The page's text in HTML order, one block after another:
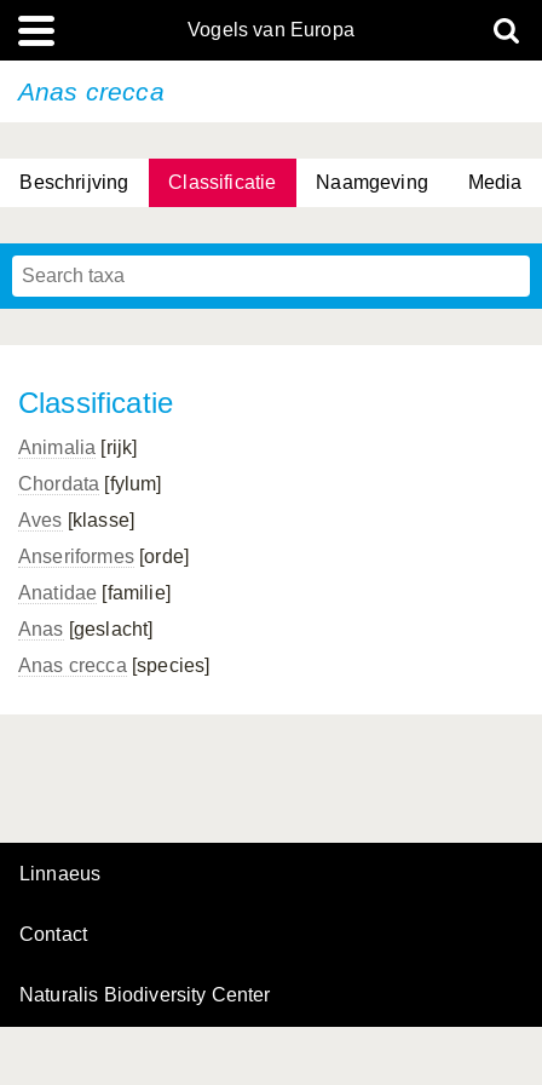
Vogels van Europa
Anas crecca
Beschrijving Classificatie Naamgeving Media
Classificatie
Animalia [rijk]
Chordata [fylum]
Aves [klasse]
Anseriformes[orde]
Anatidae [familie]
Anas [geslacht]
Anas crecca [species]
Linnaeus
Contact
Naturalis Biodiversity Center